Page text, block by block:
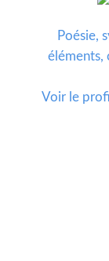
Poésie,
éléments,
Voir le